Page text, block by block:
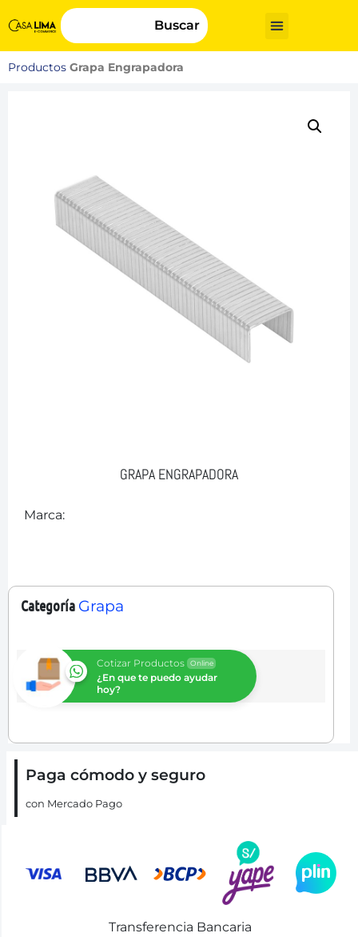
Buscar
Productos Grapa Engrapadora
GRAPA ENGRAPADORA
Marca:
Categoría Grapa
Cotizar Productos Online
¿En que te puedo ayudar
hoy?
Paga cómodo y seguro
con Mercado Pago
Transferencia Bancaria